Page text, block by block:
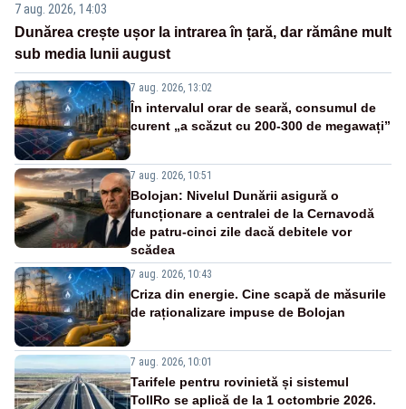
7 aug. 2026, 14:03
Dunărea crește ușor la intrarea în țară, dar rămâne mult
sub media lunii august
7 aug. 2026, 13:02
În intervalul orar de seară, consumul de
curent „a scăzut cu 200-300 de megawați”
7 aug. 2026, 10:51
Bolojan: Nivelul Dunării asigură o
funcționare a centralei de la Cernavodă
de patru-cinci zile dacă debitele vor
scădea
7 aug. 2026, 10:43
Criza din energie. Cine scapă de măsurile
de raționalizare impuse de Bolojan
7 aug. 2026, 10:01
Tarifele pentru rovinietă și sistemul
TollRo se aplică de la 1 octombrie 2026.